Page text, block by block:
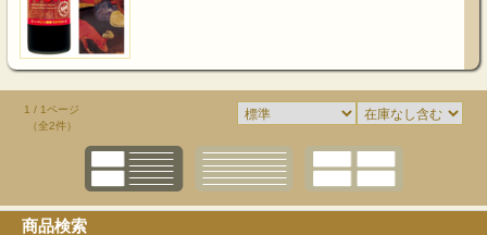
1 / 1ページ
（全2件）
商品検索